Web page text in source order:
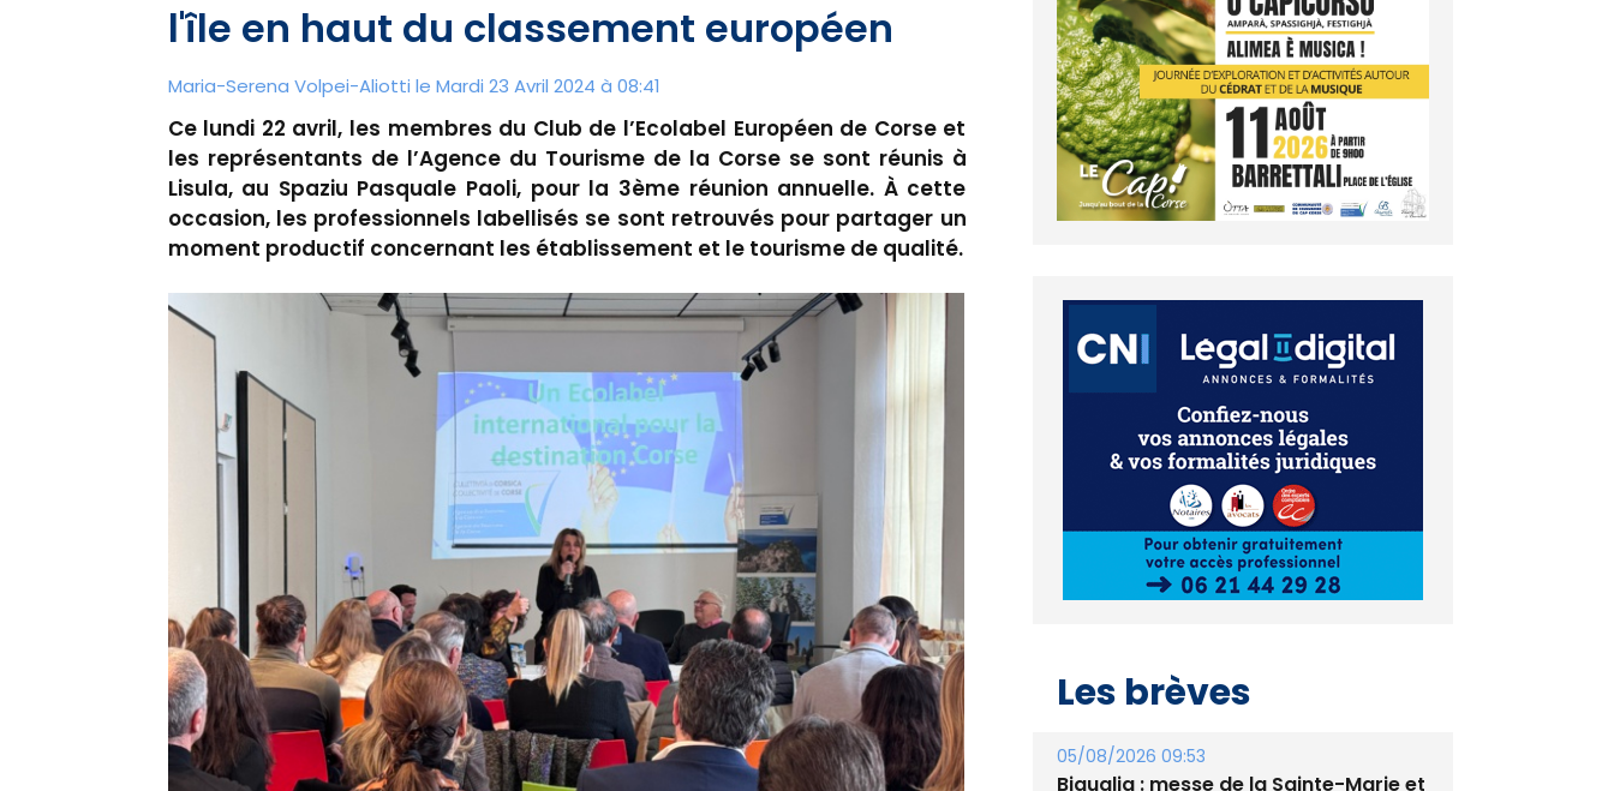
l'île en haut du classement européen
Maria-Serena Volpei-Aliotti le Mardi 23 Avril 2024 à 08:41
Ce lundi 22 avril, les membres du Club de l’Ecolabel Européen de Corse et
les représentants de l’Agence du Tourisme de la Corse se sont réunis à
Lisula, au Spaziu Pasquale Paoli, pour la 3ème réunion annuelle. À cette
occasion, les professionnels labellisés se sont retrouvés pour partager un
moment productif concernant les établissement et le tourisme de qualité.
05/08/2026 09:53
procession le 14 août